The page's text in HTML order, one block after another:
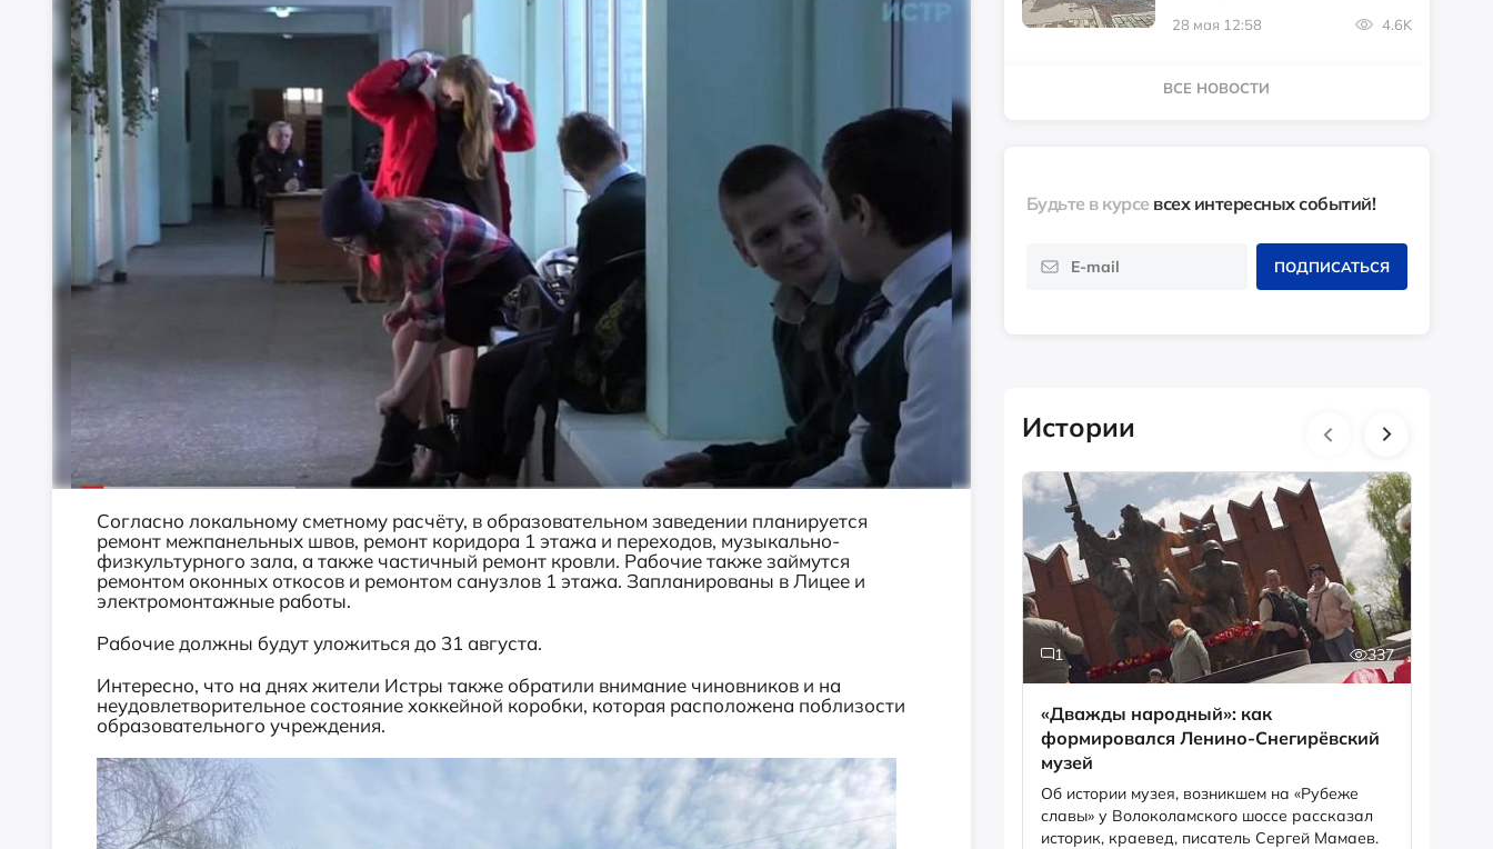
Согласно локальному сметному расчёту, в образовательном заведении планируется
ремонт межпанельных швов, ремонт коридора 1 этажа и переходов, музыкально-
физкультурного зала, а также частичный ремонт кровли. Рабочие также займутся
ремонтом оконных откосов и ремонтом санузлов 1 этажа. Запланированы в Лицее и
электромонтажные работы.
Рабочие должны будут уложиться до 31 августа.
Интересно, что на днях жители Истры также обратили внимание чиновников и на
неудовлетворительное состояние хоккейной коробки, которая расположена поблизости
образовательного учреждения.
28 мая 12:58 4.6K
ВСЕ НОВОСТИ
Будьте в курсе всех интересных событий!
ПОДПИСАТЬСЯ
Истории
1 337
«Дважды народный»: как
формировался Ленино-Снегирёвский
музей
Об истории музея, возникшем на «Рубеже
славы» у Волоколамского шоссе рассказал
историк, краевед, писатель Сергей Мамаев.